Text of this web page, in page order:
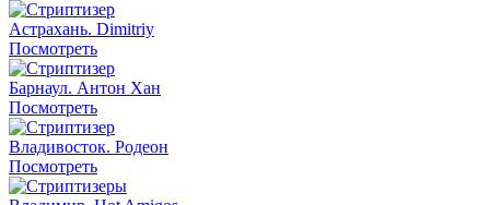
Астрахань. Dimitriy
Посмотреть
Барнаул. Антон Хан
Посмотреть
Владивосток. Родеон
Посмотреть